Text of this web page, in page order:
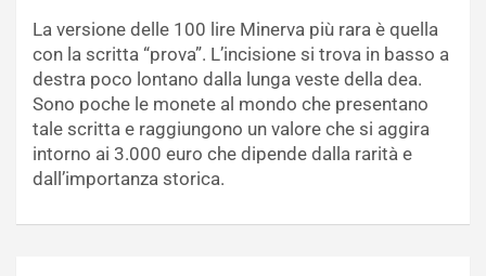
La versione delle 100 lire Minerva più rara è quella
con la scritta “prova”. L’incisione si trova in basso a
destra poco lontano dalla lunga veste della dea.
Sono poche le monete al mondo che presentano
tale scritta e raggiungono un valore che si aggira
intorno ai 3.000 euro che dipende dalla rarità e
dall’importanza storica.